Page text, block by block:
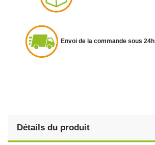
Envoi de la commande sous 24h
Détails du produit